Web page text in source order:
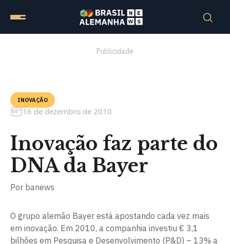
Publicidade
INOVAÇÃO
16 de dezembro de 2010
Inovação faz parte do
DNA da Bayer
Por banews
O grupo alemão Bayer está apostando cada vez mais
em inovação. Em 2010, a companhia investiu € 3,1
bilhões em Pesquisa e Desenvolvimento (P&D) – 13% a